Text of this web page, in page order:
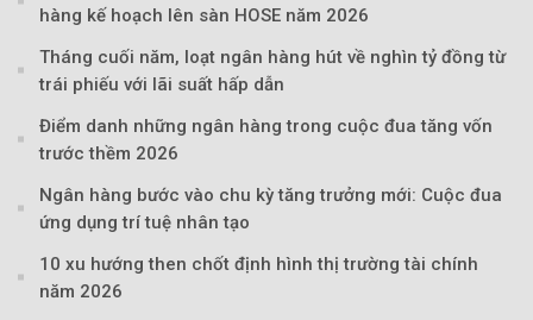
hàng kế hoạch lên sàn HOSE năm 2026
Tháng cuối năm, loạt ngân hàng hút về nghìn tỷ đồng từ
trái phiếu với lãi suất hấp dẫn
Điểm danh những ngân hàng trong cuộc đua tăng vốn
trước thềm 2026
Ngân hàng bước vào chu kỳ tăng trưởng mới: Cuộc đua
ứng dụng trí tuệ nhân tạo
10 xu hướng then chốt định hình thị trường tài chính
năm 2026